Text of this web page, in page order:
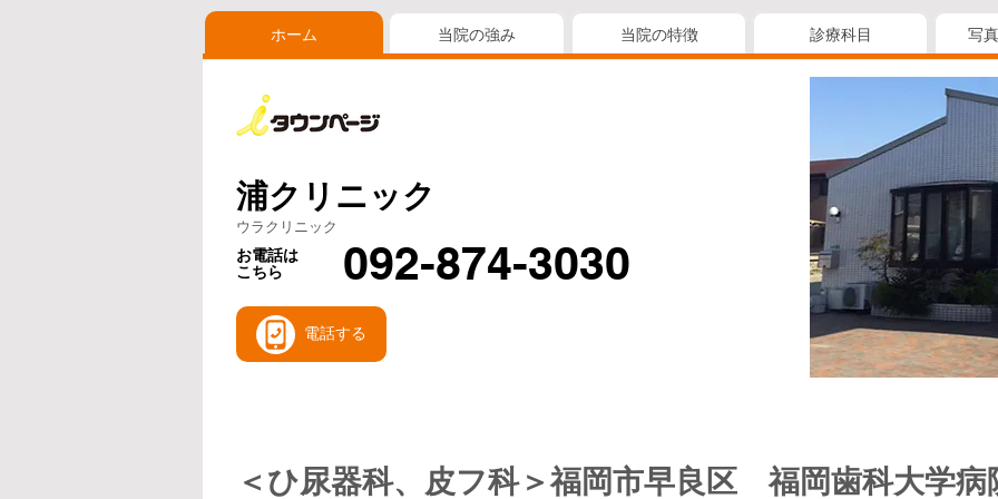
ホーム 当院の強み 当院の特徴 診療科目 写
浦クリニック
ウラクリニック
お電話は
こちら
092-874-3030
電話する
＜ひ尿器科、皮フ科＞福岡市早良区 福岡歯科大学病